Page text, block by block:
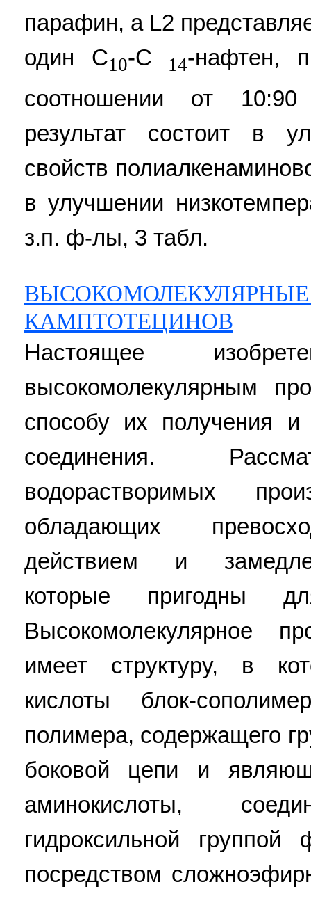
парафин, а L2
один С10-C 14-нафтен,
соотношении от
результат состоит в
свойств
в улучшении
з.п. ф-лы, 3 табл.
КАМПТОТЕЦИНОВ
Настоящее
высокомолекулярным
способу их получения и
соединения.
водорастворимых
обладающих
действием и
которые пригодны
Высокомолекулярное
имеет структуру, в
кислоты блок-
полимера, содержащего
боковой цепи и
аминокислоты,
гидроксильной группой
посредством